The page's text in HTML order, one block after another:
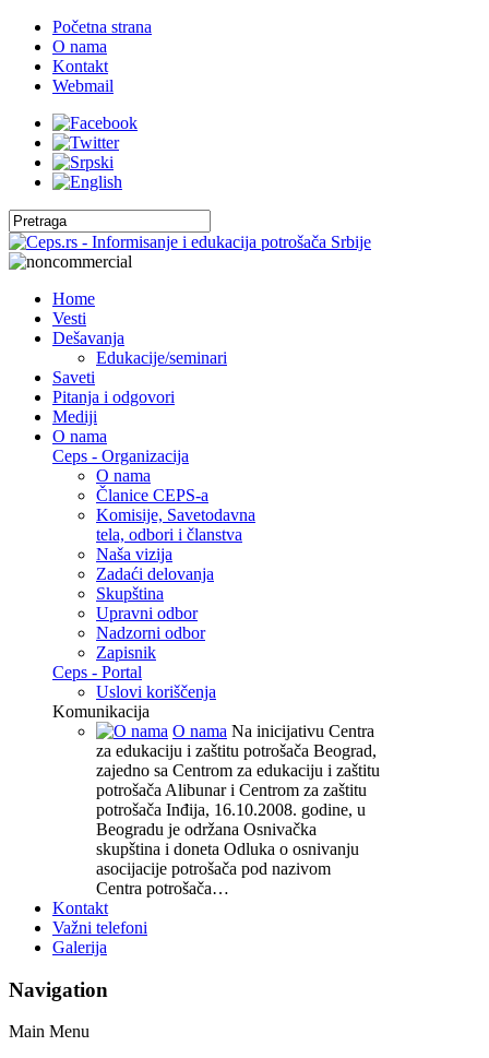
Početna strana
O nama
Kontakt
Webmail
Home
Vesti
Dešavanja
Edukacije/seminari
Saveti
Pitanja i odgovori
Mediji
O nama
Ceps - Organizacija
O nama
Članice CEPS-a
Komisije, Savetodavna
tela, odbori i članstva
Naša vizija
Zadaći delovanja
Skupština
Upravni odbor
Nadzorni odbor
Zapisnik
Ceps - Portal
Uslovi koriščenja
Komunikacija
O nama Na inicijativu Centra
za edukaciju i zaštitu potrošača Beograd,
zajedno sa Centrom za edukaciju i zaštitu
potrošača Alibunar i Centrom za zaštitu
potrošača Inđija, 16.10.2008. godine, u
Beogradu je održana Osnivačka
skupština i doneta Odluka o osnivanju
asocijacije potrošača pod nazivom
Centra potrošača…
Kontakt
Važni telefoni
Galerija
Navigation
Main Menu